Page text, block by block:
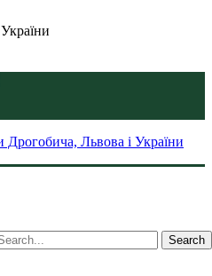
Львова і України